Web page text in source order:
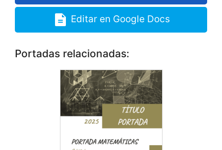
Editar en Google Docs
Portadas relacionadas: